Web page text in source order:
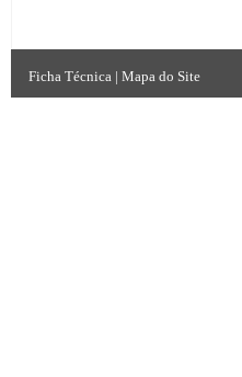
Ficha Técnica | Mapa do Site